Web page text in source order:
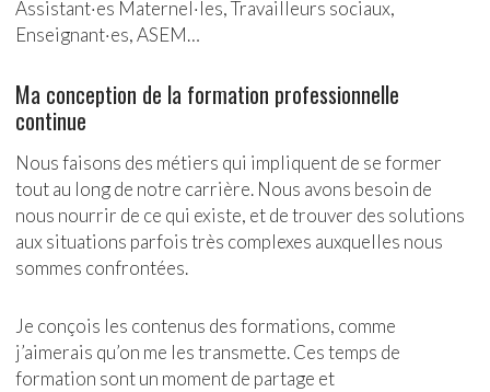
Assistant·es Maternel·les, Travailleurs sociaux,
Enseignant·es, ASEM…
Ma conception de la formation professionnelle
continue
Nous faisons des métiers qui impliquent de se former
tout au long de notre carrière. Nous avons besoin de
nous nourrir de ce qui existe, et de trouver des solutions
aux situations parfois très complexes auxquelles nous
sommes confrontées.
Je conçois les contenus des formations, comme
j’aimerais qu’on me les transmette. Ces temps de
formation sont un moment de partage et